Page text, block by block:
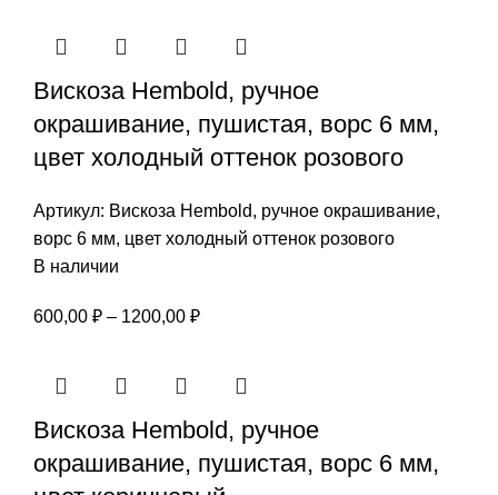
1610,00 ₽
Вискоза Hembold, ручное
окрашивание, пушистая, ворс 6 мм,
цвет холодный оттенок розового
Артикул: Вискоза Hembold, ручное окрашивание,
ворс 6 мм, цвет холодный оттенок розового
В наличии
600,00 ₽ – 1200,00 ₽Диапазон
1200,00 ₽
Вискоза Hembold, ручное
окрашивание, пушистая, ворс 6 мм,